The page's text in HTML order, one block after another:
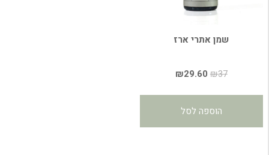
שמן אתרי ארז
₪37
המחיר
₪37.
₪29.60
הוספה לסל